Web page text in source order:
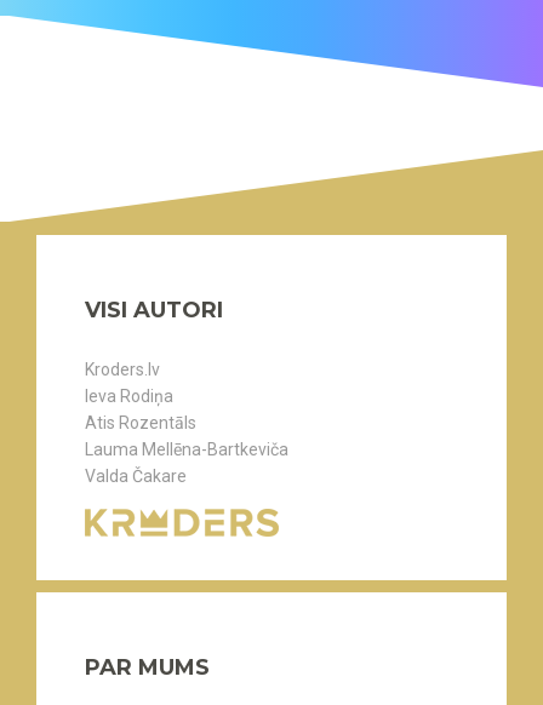
VISI AUTORI
Kroders.lv
Ieva Rodiņa
Atis Rozentāls
Lauma Mellēna-Bartkeviča
Valda Čakare
PAR MUMS